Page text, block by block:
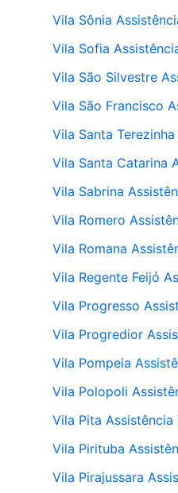
Vila Sônia
Vila Sofia
Vila São Silvestre
Vila São Francisco
Vila Santa
Vila Santa Catarina
Vila Sabrina
Vila Romero
Vila Romana
Vila Regente Feijó
Vila Progresso
Vila Progredior
Vila Pompeia
Vila Polopoli
Vila Pita Assistência
Vila Pirituba
Vila Pirajussara